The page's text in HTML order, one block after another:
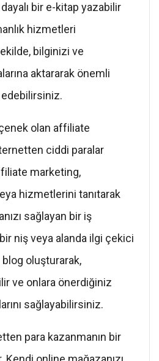
dayalı bir e-kitap yazabilir
hizmetleri
bilginizi ve
aktararak önemli
olan affiliate
ciddi paralar
marketing,
hizmetlerini tanıtarak
sağlayan bir iş
niş veya alanda ilgi çekici
oluşturarak,
ve onlara önerdiğiniz
sağlayabilirsiniz.
para kazanmanın bir